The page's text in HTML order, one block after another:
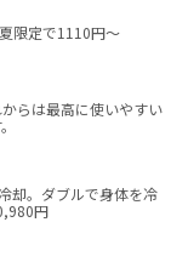
限定で1110円～
らは最高に使いやすい
却。ダブルで身体を冷
円